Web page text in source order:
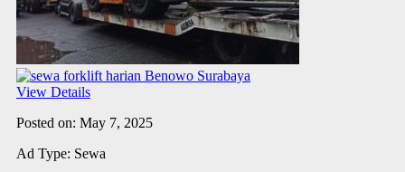
View Details
Posted on: May 7, 2025
Ad Type: Sewa